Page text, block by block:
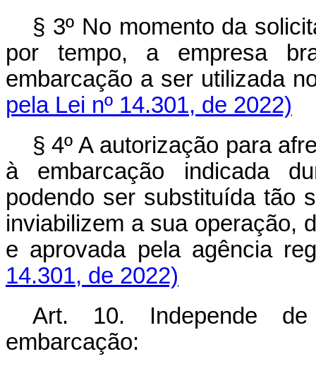
§ 3º No momento da
por tempo, a empresa
embarcação a ser
pela Lei nº 14.301, de 2022)
§ 4º A autorização para
à embarcação indicada
podendo ser substituída tão
inviabilizem a sua operação,
e aprovada pela
14.301, de 2022)
Art. 10. Independe
embarcação: